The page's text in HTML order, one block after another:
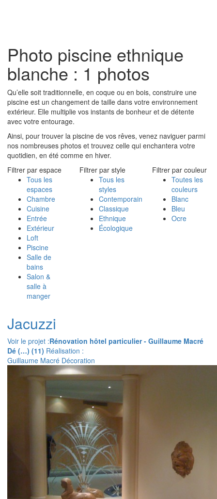
Photo piscine ethnique
blanche : 1 photos
Qu’elle soit traditionnelle, en coque ou en bois, construire une
piscine est un changement de taille dans votre environnement
extérieur. Elle multiplie vos instants de bonheur et de détente
avec votre entourage.
Ainsi, pour trouver la piscine de vos rêves, venez naviguer parmi
nos nombreuses photos et trouvez celle qui enchantera votre
quotidien, en été comme en hiver.
Filtrer par espace
Tous les
espaces
Chambre
Cuisine
Entrée
Extérieur
Loft
Piscine
Salle de
bains
Salon &
salle à
manger
Filtrer par style
Tous les
styles
Contemporain
Classique
Ethnique
Écologique
Filtrer par couleur
Toutes les
couleurs
Blanc
Bleu
Ocre
Jacuzzi
Voir le projet :Rénovation hôtel particulier - Guillaume Macré
Dé (…) (11) Réalisation :
Guillaume Macré Décoration